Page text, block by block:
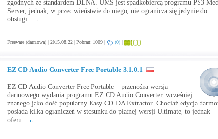
zgodnych ze standardem DLNA. UMS jest spadkobiercą programu PS3
Server, jednak, w przeciwieństwie do niego, nie ogranicza się jedynie do
obsługi...
Freeware (darmowa) | 2015.08.22 | Pobrań: 1009 | (0) |
EZ CD Audio Converter Free Portable 3.1.0.1
EZ CD Audio Converter Free Portable – przenośna wersja
darmowego wydania programu EZ CD Audio Converter, wcześniej
znanego jako dość popularny Easy CD-DA Extractor. Chociaż edycja
posiada kilka ograniczeń w stosunku do płatnej wersji Ultimate, to jednak
oferu...